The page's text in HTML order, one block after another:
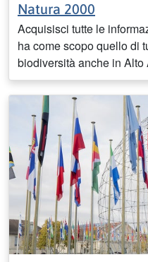
Natura 2000
Acquisisci tutte le
ha come scopo quello di
biodiversità anche in Alto